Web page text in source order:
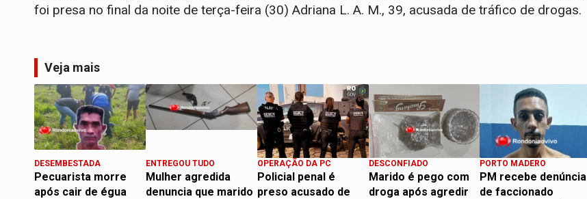
foi presa no final da noite de terça-feira (30) Adriana L. A. M., 39, acusada de tráfico de drogas.
Veja mais
DESEMBESTADA
Pecuarista morre
após cair de égua
ENTREGOU TUDO
Mulher agredida
denuncia que marido
OPERAÇÃO DA PC
Policial penal é
preso acusado de
DESCONFIADO
Marido é pego com
droga após agredir
PORTO MADERO
PM recebe denúncia
de faccionado